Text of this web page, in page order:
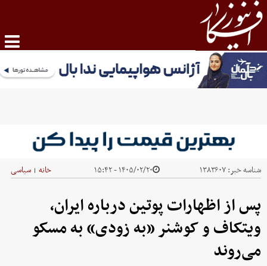
شناسه خبر:۱۳۸۳۶۰۷ ۱۴۰۵/۰۲/۲۰ - ۱۵:۴۲ خانه | سیاسی
پس از اظهارات پوتین درباره ایران،
ویتکاف و کوشنر «به زودی» به مسکو
می‌روند